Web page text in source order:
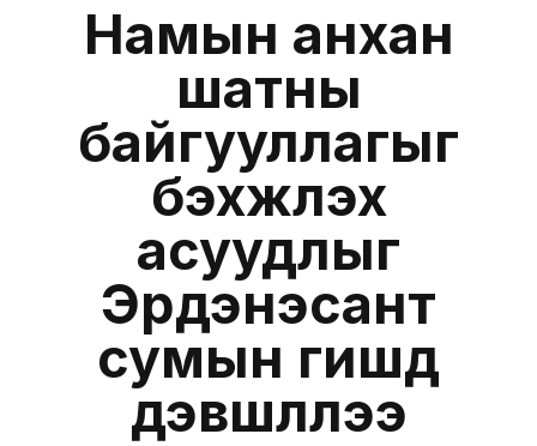
Намын анхан
шатны
байгууллагыг
бэхжүүлэх
асуудлыг
Эрдэнэсант
сумын гишүүд
дэвшүүллээ